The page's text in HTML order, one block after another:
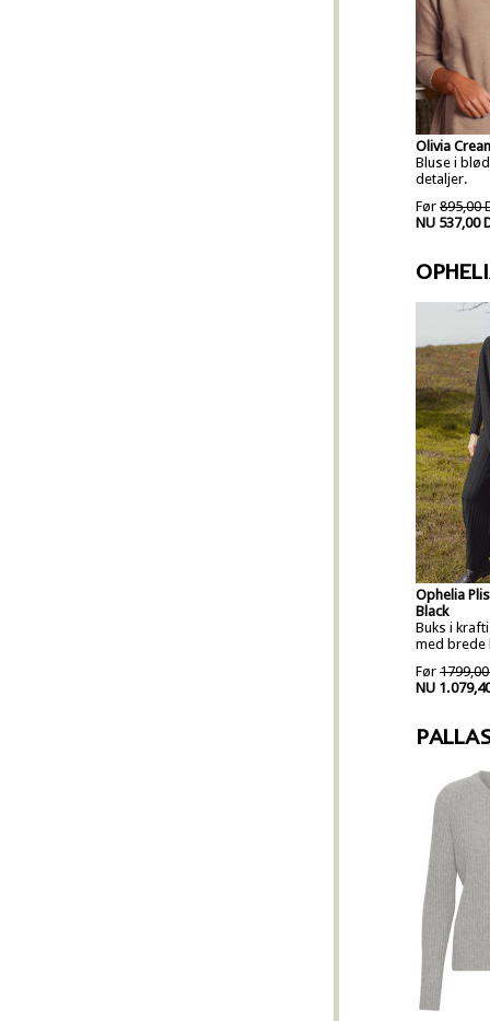
Olivia
Bluse i
detaljer.
Før 895,00
NU 537,00
Ophelia
Black
Buks i
med brede
Før 1799,00
NU